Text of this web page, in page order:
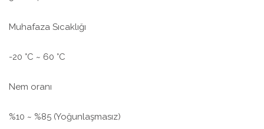
Muhafaza Sıcaklığı
-20 °C ~ 60 °C
Nem oranı
%10 ~ %85 (Yoğunlaşmasız)